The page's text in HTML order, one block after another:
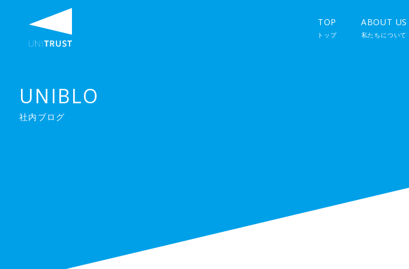
TOP
トップ
ABOUT US
私たちについて
UNIBLO
社内ブログ